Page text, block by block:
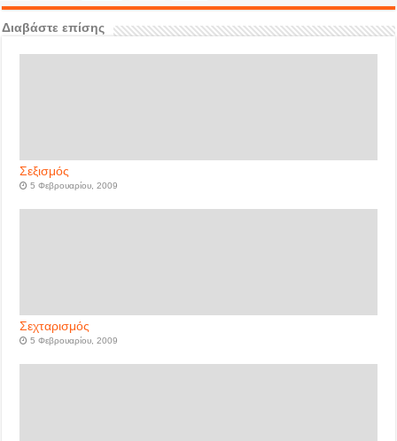
Διαβάστε επίσης
Σεξισμός
5 Φεβρουαρίου, 2009
Σεχταρισμός
5 Φεβρουαρίου, 2009